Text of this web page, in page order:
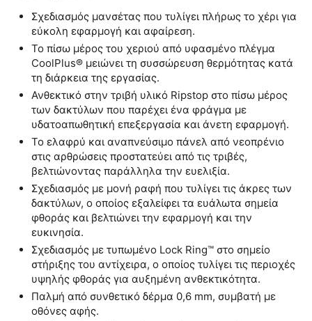
Σχεδιασμός μανσέτας που τυλίγει πλήρως το χέρι για
εύκολη εφαρμογή και αφαίρεση.
Το πίσω μέρος του χεριού από υφασμένο πλέγμα
CoolPlus® μειώνει τη συσσώρευση θερμότητας κατά
τη διάρκεια της εργασίας.
Ανθεκτικό στην τριβή υλικό Ripstop στο πίσω μέρος
των δακτύλων που παρέχει ένα φράγμα με
υδατοαπωθητική επεξεργασία και άνετη εφαρμογή.
Το ελαφρύ και αναπνεύσιμο πάνελ από νεοπρένιο
στις αρθρώσεις προστατεύει από τις τριβές,
βελτιώνοντας παράλληλα την ευελιξία.
Σχεδιασμός με μονή ραφή που τυλίγει τις άκρες των
δακτύλων, ο οποίος εξαλείφει τα ευάλωτα σημεία
φθοράς και βελτιώνει την εφαρμογή και την
ευκινησία.
Σχεδιασμός με τυπωμένο Lock Ring™ στο σημείο
στήριξης του αντίχειρα, ο οποίος τυλίγει τις περιοχές
υψηλής φθοράς για αυξημένη ανθεκτικότητα.
Παλμή από συνθετικό δέρμα 0,6 mm, συμβατή με
οθόνες αφής.